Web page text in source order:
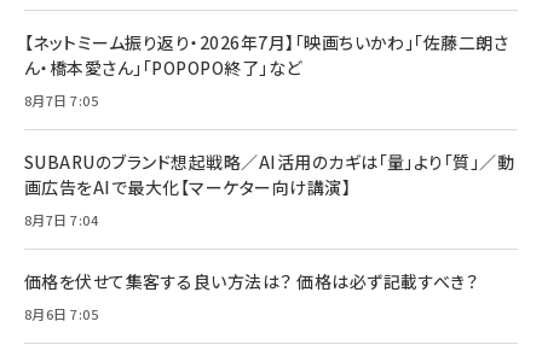
【ネットミーム振り返り・2026年7月】「映画ちいかわ」「佐藤二朗さ
ん・橋本愛さん」「POPOPO終了」など
8月7日 7:05
SUBARUのブランド想起戦略／AI活用のカギは「量」より「質」／動
画広告をAIで最大化【マーケター向け講演】
8月7日 7:04
価格を伏せて集客する良い方法は？ 価格は必ず記載すべき？
8月6日 7:05